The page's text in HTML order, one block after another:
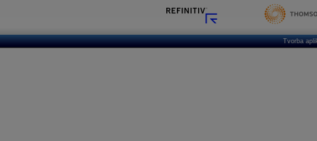
Tvorba